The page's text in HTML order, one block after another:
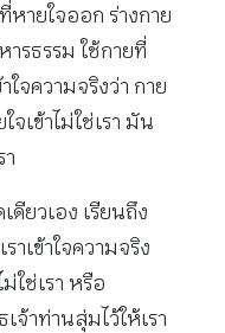
หายใจออก ร่างกาย
ารธรรม ใช้กายที่
ใจความจริงว่า กาย
จเข้าไม่ใช่เรา มัน
ดียวเอง เรียนถึง
าเข้าใจความจริง
ใช่เรา หรือ
าท่านสุ่มไว้ให้เรา